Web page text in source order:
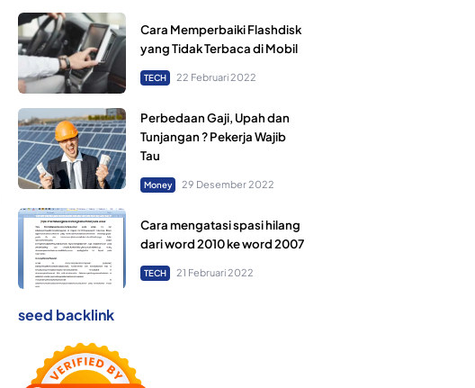
Cara Memperbaiki Flashdisk
yang Tidak Terbaca di Mobil
TECH 22 Februari 2022
Perbedaan Gaji, Upah dan
Tunjangan ? Pekerja Wajib
Tau
Money 29 Desember 2022
Cara mengatasi spasi hilang
dari word 2010 ke word 2007
TECH 21 Februari 2022
seed backlink